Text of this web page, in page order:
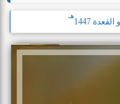
هـ